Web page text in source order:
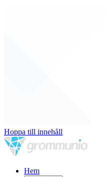
Hoppa till innehåll
Hem